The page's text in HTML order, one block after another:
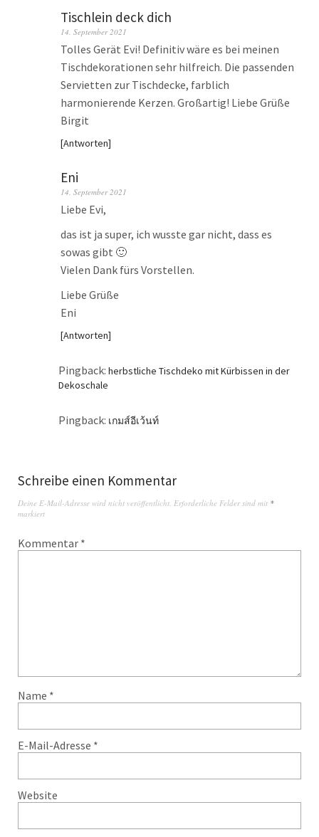
Tischlein deck dich
14. September 2021
Tolles Gerät Evi! Definitiv wäre es bei meinen
Tischdekorationen sehr hilfreich. Die passenden
Servietten zur Tischdecke, farblich
harmonierende Kerzen. Großartig! Liebe Grüße
Birgit
Antworten
Eni
14. September 2021
Liebe Evi,
das ist ja super, ich wusste gar nicht, dass es
sowas gibt 🙂
Vielen Dank fürs Vorstellen.
Liebe Grüße
Eni
Antworten
Pingback: herbstliche Tischdeko mit Kürbissen in der
Dekoschale
Pingback: เกมส์อีเว้นท์
Schreibe einen Kommentar
Deine E-Mail-Adresse wird nicht veröffentlicht. Erforderliche Felder sind mit *
markiert
Kommentar *
Name *
E-Mail-Adresse *
Website